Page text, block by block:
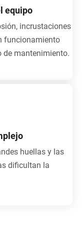
equipo
incrustaciones
funcionamiento
de mantenimiento.
huellas y las
dificultan la